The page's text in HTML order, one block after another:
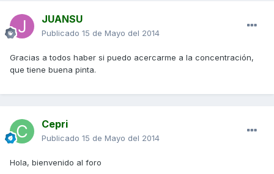
JUANSU
Publicado 15 de Mayo del 2014
Gracias a todos haber si puedo acercarme a la concentración,
que tiene buena pinta.
Cepri
Publicado 15 de Mayo del 2014
Hola, bienvenido al foro